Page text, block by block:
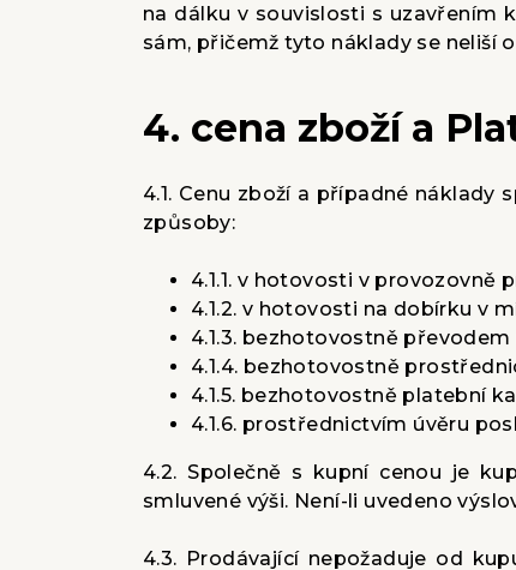
na dálku v souvislosti s uzavřením
sám, přičemž tyto náklady se neliší
4. cena zboží a
4.1. Cenu zboží a případné
způsoby:
4.1.1. v hotovosti v provozovně
4.1.2. v hotovosti na dobírku v
4.1.3. bezhotovostně
4.1.4. bezhotovostně
4.1.5. bezhotovostně platební
4.1.6. prostřednictvím úvěru
4.2. Společně s kupní cenou je
smluvené výši. Není-li uvedeno
4.3. Prodávající nepožaduje od